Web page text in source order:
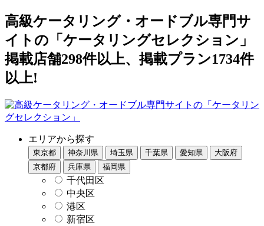
高級ケータリング・オードブル専門サ
イトの「ケータリングセレクション」
掲載店舗298件以上、掲載プラン1734件
以上!
エリアから探す
東京都 神奈川県 埼玉県 千葉県 愛知県
大阪府
京都府
兵庫県 福岡県
千代田区
中央区
港区
新宿区